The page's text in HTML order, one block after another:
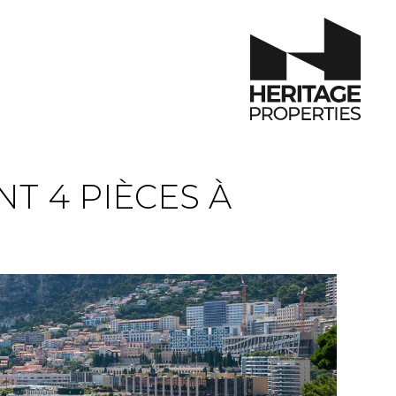
4 PIÈCES À